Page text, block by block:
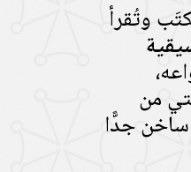
وتُقرأ
من
ساخن جدًّا